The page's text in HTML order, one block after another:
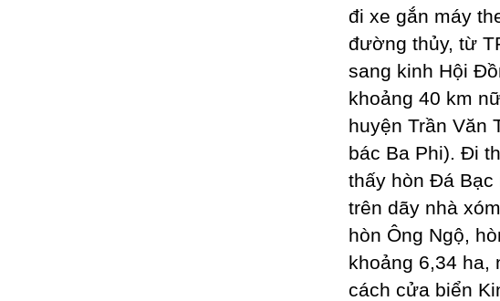
đi xe gắn máy
đường thủy, từ
sang kinh Hội
khoảng 40 km
huyện Trần Văn
bác Ba Phi). Đi
thấy hòn Đá Bạc
trên dãy nhà
hòn Ông Ngộ,
khoảng 6,34 ha,
cách cửa biển